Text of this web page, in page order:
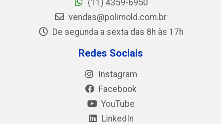
(11) 4359-6950
vendas@polimold.com.br
De segunda a sexta das 8h às 17h
Redes Sociais
Instagram
Facebook
YouTube
LinkedIn